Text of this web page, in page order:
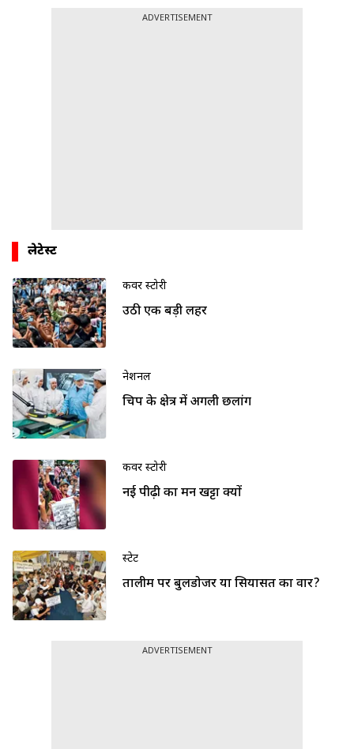
ADVERTISEMENT
लेटेस्ट
कवर स्टोरी
उठी एक बड़ी लहर
नेशनल
चिप के क्षेत्र में अगली छलांग
कवर स्टोरी
नई पीढ़ी का मन खट्टा क्यों
स्टेट
तालीम पर बुलडोजर या सियासत का वार?
ADVERTISEMENT